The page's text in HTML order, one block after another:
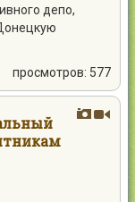
депо,
просмотров: 577